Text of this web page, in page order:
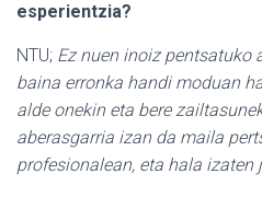
esperientzia?
NTU; Ez nuen inoiz pentsatuko
baina erronka handi moduan
alde onekin eta bere
aberasgarria izan da maila
profesionalean, eta hala izaten